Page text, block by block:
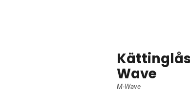
Wave
M-Wave